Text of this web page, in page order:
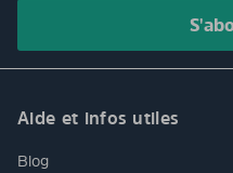
Aide et infos utiles
Blog